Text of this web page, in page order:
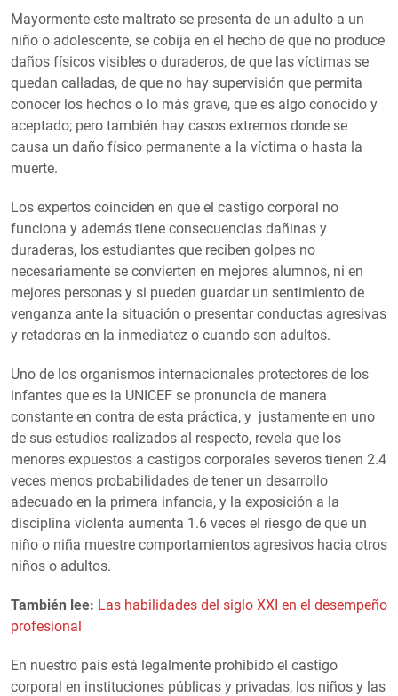
Mayormente este maltrato se presenta de un adulto a un
niño o adolescente, se cobija en el hecho de que no produce
daños físicos visibles o duraderos, de que las víctimas se
quedan calladas, de que no hay supervisión que permita
conocer los hechos o lo más grave, que es algo conocido y
aceptado; pero también hay casos extremos donde se
causa un daño físico permanente a la víctima o hasta la
muerte.
Los expertos coinciden en que el castigo corporal no
funciona y además tiene consecuencias dañinas y
duraderas, los estudiantes que reciben golpes no
necesariamente se convierten en mejores alumnos, ni en
mejores personas y si pueden guardar un sentimiento de
venganza ante la situación o presentar conductas agresivas
y retadoras en la inmediatez o cuando son adultos.
Uno de los organismos internacionales protectores de los
infantes que es la UNICEF se pronuncia de manera
constante en contra de esta práctica, y justamente en uno
de sus estudios realizados al respecto, revela que los
menores expuestos a castigos corporales severos tienen 2.4
veces menos probabilidades de tener un desarrollo
adecuado en la primera infancia, y la exposición a la
disciplina violenta aumenta 1.6 veces el riesgo de que un
niño o niña muestre comportamientos agresivos hacia otros
niños o adultos.
También lee: Las habilidades del siglo XXI en el desempeño
profesional
En nuestro país está legalmente prohibido el castigo
corporal en instituciones públicas y privadas, los niños y las